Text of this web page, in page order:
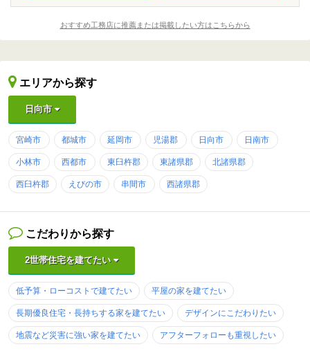
おすすめ工務店に推薦または掲載したい方はこちらから
エリアから探す
日向市
宮崎市 都城市 延岡市 児湯郡 日向市 日南市
小林市 西都市 東臼杵郡 東諸県郡 北諸県郡
西臼杵郡 えびの市 串間市 西諸県郡
こだわりから探す
2世帯住宅を建てたい
低予算・ローコストで建てたい 平屋の家を建てたい
長期優良住宅・長持ちする家を建てたい デザインにこだわりたい
地震など災害に強い家を建てたい アフターフォローも重視したい